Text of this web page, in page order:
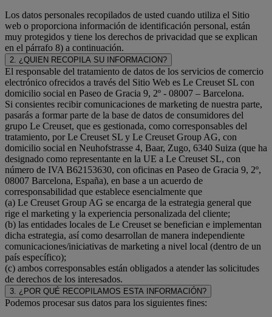
Los datos personales recopilados de usted cuando utiliza el Sitio
web o proporciona información de identificación personal, están
muy protegidos y tiene los derechos de privacidad que se explican
en el párrafo 8) a continuación.
2. ¿QUIEN RECOPILA SU INFORMACION?
El responsable del tratamiento de datos de los servicios de comercio
electrónico ofrecidos a través del Sitio Web es Le Creuset SL con
domicilio social en Paseo de Gracia 9, 2º - 08007 – Barcelona.
Si consientes recibir comunicaciones de marketing de nuestra parte,
pasarás a formar parte de la base de datos de consumidores del
grupo Le Creuset, que es gestionada, como corresponsables del
tratamiento, por Le Creuset SL y Le Creuset Group AG, con
domicilio social en Neuhofstrasse 4, Baar, Zugo, 6340 Suiza (que ha
designado como representante en la UE a Le Creuset SL, con
número de IVA B62153630, con oficinas en Paseo de Gracia 9, 2º,
08007 Barcelona, España), en base a un acuerdo de
corresponsabilidad que establece esencialmente que
(a) Le Creuset Group AG se encarga de la estrategia general que
rige el marketing y la experiencia personalizada del cliente;
(b) las entidades locales de Le Creuset se benefician e implementan
dicha estrategia, así como desarrollan de manera independiente
comunicaciones/iniciativas de marketing a nivel local (dentro de un
país específico);
(c) ambos corresponsables están obligados a atender las solicitudes
de derechos de los interesados.
3. ¿POR QUÉ RECOPILAMOS ESTA INFORMACIÓN?
Podemos procesar sus datos para los siguientes fines: